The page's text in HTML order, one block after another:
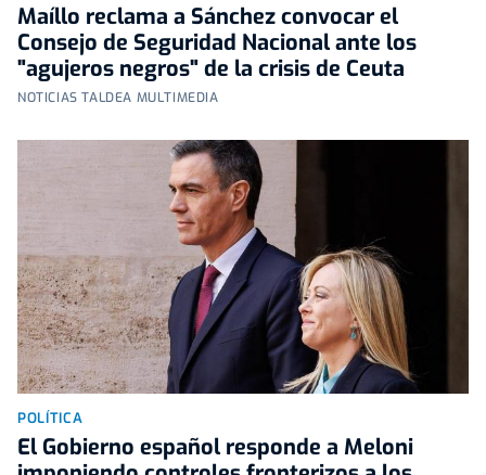
Maíllo reclama a Sánchez convocar el
Consejo de Seguridad Nacional ante los
"agujeros negros" de la crisis de Ceuta
NOTICIAS TALDEA MULTIMEDIA
POLÍTICA
El Gobierno español responde a Meloni